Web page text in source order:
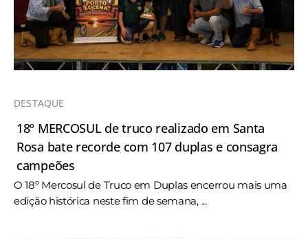
DESTAQUE
18º MERCOSUL de truco realizado em Santa
Rosa bate recorde com 107 duplas e consagra
campeões
O 18º Mercosul de Truco em Duplas encerrou mais uma
edição histórica neste fim de semana, ...